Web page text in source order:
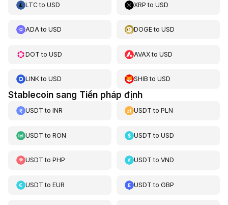
LTCto USD XRP toUSD
ADAto USD DOGEtoUSD
DOT to USD AVAXtoUSD
LINKto USD SHIB toUSD
Stablecoin sang Tiền pháp định
USDT to INR USDT toPLN
USDT to RON USDT toUSD
USDT to PHP USDT toVND
USDT to EUR USDT toGBP